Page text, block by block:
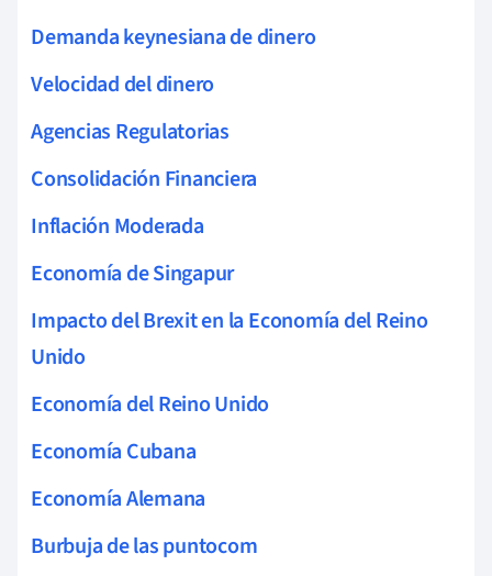
Demanda keynesiana de dinero
Velocidad del dinero
Agencias Regulatorias
Consolidación Financiera
Inflación Moderada
Economía de Singapur
Impacto del Brexit en la Economía del Reino
Unido
Economía del Reino Unido
Economía Cubana
Economía Alemana
Burbuja de las puntocom